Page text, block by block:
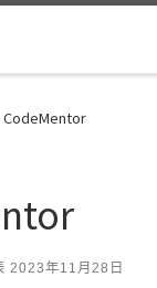
CodeMentor
2023年11月28日